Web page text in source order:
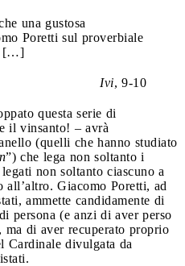
una gustosa
Poretti sul proverbiale
[…]
Ivi, 9-10
questa serie di
il vinsanto! – avrà
(quelli che hanno studiato
”) che lega non soltanto i
non soltanto ciascuno a
Giacomo Poretti, ad
ammette candidamente di
persona (e anzi di aver perso
di aver recuperato proprio
Cardinale divulgata da